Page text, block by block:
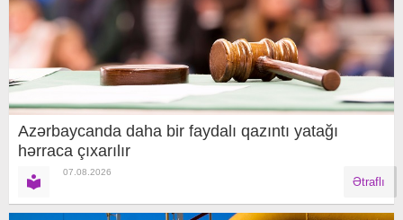
Azərbaycanda daha bir faydalı qazıntı yatağı
hərraca çıxarılır
07.08.2026
Ətraflı